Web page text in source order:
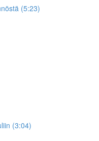
(5:23)
(3:04)